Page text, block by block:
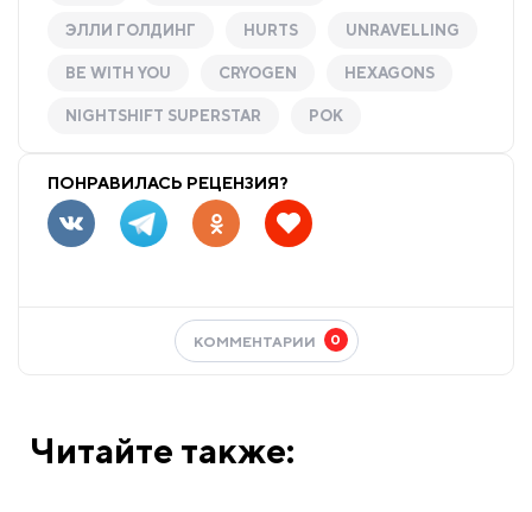
ЭЛЛИ ГОЛДИНГ HURTS UNRAVELLING
BE WITH YOU CRYOGEN HEXAGONS
NIGHTSHIFT SUPERSTAR РОК
ПОНРАВИЛАСЬ РЕЦЕНЗИЯ?
КОММЕНТАРИИ 0
Читайте также: